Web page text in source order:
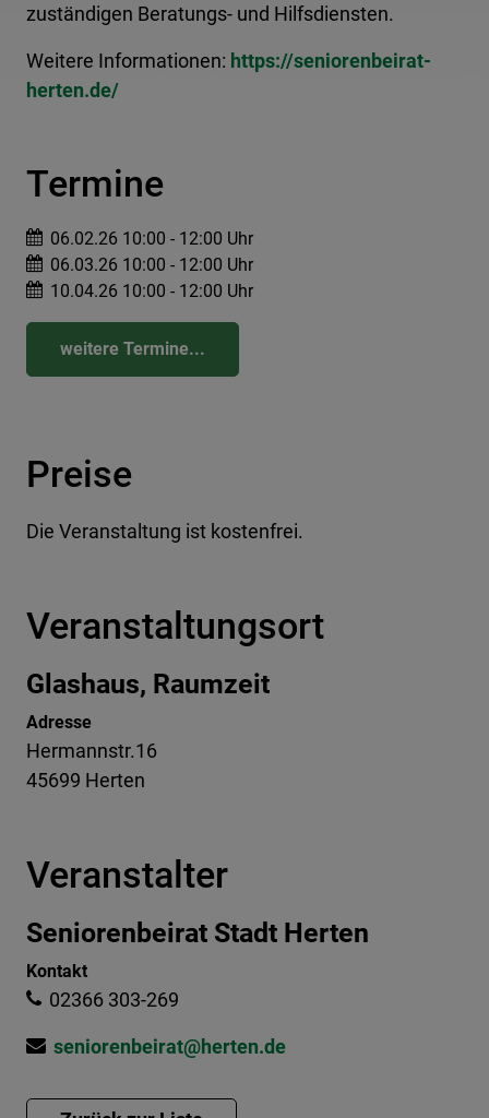
zuständigen Beratungs- und Hilfsdiensten.
Weitere Informationen: https://seniorenbeirat-
herten.de/
Termine
06.02.26 10:00 - 12:00 Uhr
06.03.26 10:00 - 12:00 Uhr
10.04.26 10:00 - 12:00 Uhr
weitere Termine...
Preise
Die Veranstaltung ist kostenfrei.
Veranstaltungsort
Glashaus, Raumzeit
Adresse
Hermannstr.16
45699 Herten
Veranstalter
Seniorenbeirat Stadt Herten
Kontakt
02366 303-269
seniorenbeirat@herten.de